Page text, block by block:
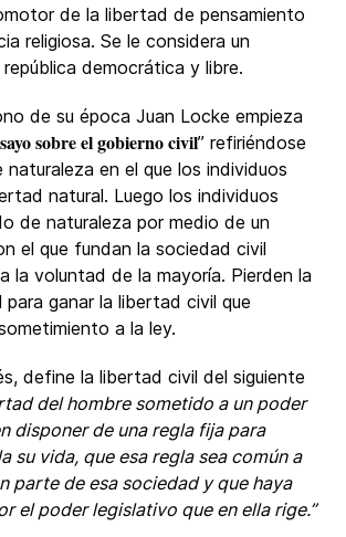
de la libertad de pensamiento
religiosa. Se le considera un
democrática y libre.
de su época Juan Locke empieza
sobre el gobierno civil” refiriéndose
en el que los individuos
natural. Luego los individuos
de naturaleza por medio de un
el que fundan la sociedad civil
la voluntad de la mayoría. Pierden la
ganar la libertad civil que
a la ley.
define la libertad civil del siguiente
del hombre sometido a un poder
disponer de una regla fija para
su vida, que esa regla sea común a
parte de esa sociedad y que haya
el poder legislativo que en ella rige.”